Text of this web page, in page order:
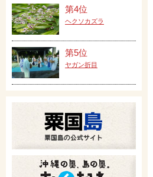
第4位
ヘクソカズラ
第5位
ヤガン折目